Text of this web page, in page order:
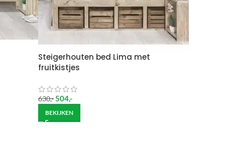
je het meubel gemonteerd hebben op een
moet helpen om de goederen op de juiste
bezorging op begane grond rekenen wij
Steigerhouten bed Lima met
fruitkistjes
630,-504,-
BEKIJKEN